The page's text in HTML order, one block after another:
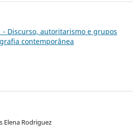
- Discurso, autoritarismo e grupos
contemporânea
Elena Rodriguez